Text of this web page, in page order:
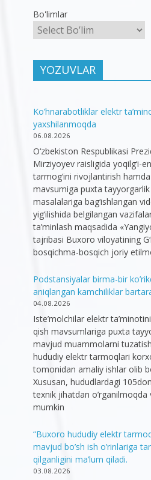
Bo'limlar
YOZUVLAR
Ko’hnarabotliklar elektr
yaxshilanmoqda
06.08.2026
O‘zbekiston Respublikasi
Mirziyoyev raisligida yoqilg‘i-
tarmog‘ini rivojlantirish
mavsumiga puxta tayyorgarlik
masalalariga bag‘ishlangan
yig‘ilishida belgilangan
ta’minlash maqsadida
tajribasi Buxoro viloyatining
bosqichma-bosqich joriy
Podstansiyalar birma-bir
aniqlangan kamchiliklar
04.08.2026
Iste’molchilar elektr
qish mavsumlariga puxta
mavjud muammolarni
hududiy elektr tarmoqlari
tomonidan amaliy ishlar olib
Xususan, hududlardagi
texnik jihatdan o’rganilmoqda
mumkin
“Buxoro hududiy elektr
mavjud bo’sh ish o’rinlariga
qilganligini ma’lum qiladi.
03.08.2026